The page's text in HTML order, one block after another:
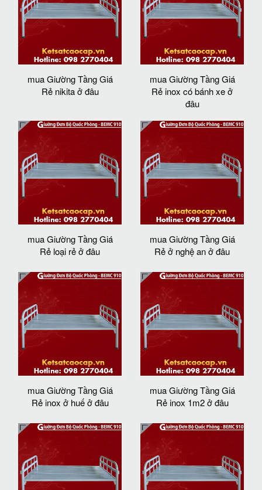
mua Giường Tầng Giá
Rẻ nikita ở đâu
mua Giường Tầng Giá
Rẻ inox có bánh xe ở
đâu
mua Giường Tầng Giá
Rẻ loại rẻ ở đâu
mua Giường Tầng Giá
Rẻ ở nghệ an ở đâu
mua Giường Tầng Giá
Rẻ inox ở huế ở đâu
mua Giường Tầng Giá
Rẻ inox 1m2 ở đâu